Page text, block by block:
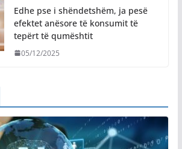
Edhe pse i shëndetshëm, ja pesë
efektet anësore të konsumit të
tepërt të qumështit
05/12/2025